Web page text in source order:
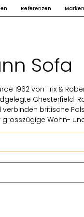
Referenzen Marken
Sofa
1962 von Trix &
Chesterfield-
verbinden britische
grosszügige Wohn-